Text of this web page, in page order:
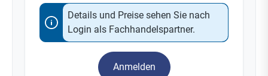
Details und Preise sehen Sie nach
Login als Fachhandelspartner.
Anmelden